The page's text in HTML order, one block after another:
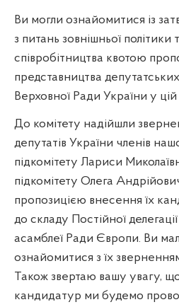
Ви могли ознайомитися із
з питань зовнішньої
співробітництва квотою
представництва
Верховної Ради України у цій
До комітету надійшли
депутатів України членів
підкомітету Лариси
підкомітету Олега
пропозицією внесення їх
до складу Постійної
асамблеї Ради Європи. Ви
ознайомитися з їх
Також звертаю вашу увагу,
кандидатур ми будемо